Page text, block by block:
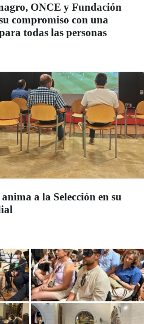
ONCE y Fundación
compromiso con una
todas las personas
a la Selección en su